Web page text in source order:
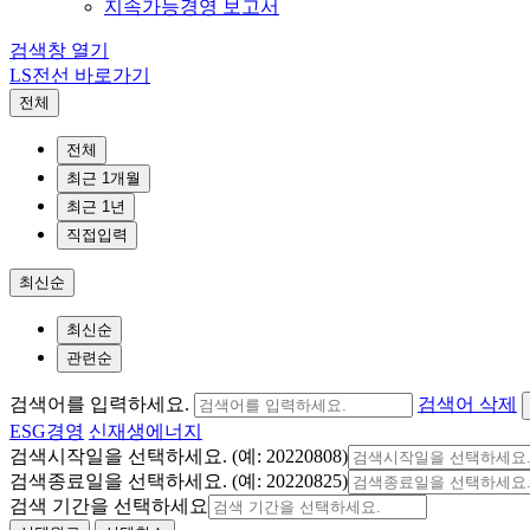
지속가능경영 보고서
검색창 열기
LS전선 바로가기
전체
전체
최근 1개월
최근 1년
직접입력
최신순
최신순
관련순
검색어를 입력하세요.
검색어 삭제
ESG경영 신재생에너지
검색시작일을 선택하세요. (예: 20220808)
검색종료일을 선택하세요. (예: 20220825)
검색 기간을 선택하세요